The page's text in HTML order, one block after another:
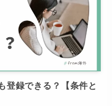
登録できる？【条件と